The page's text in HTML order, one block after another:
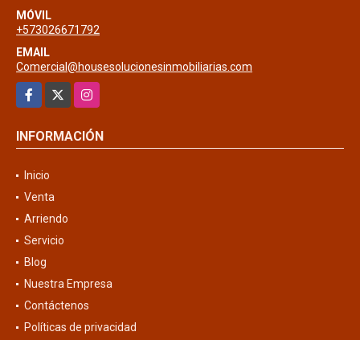
MÓVIL
+573026671792
EMAIL
Comercial@housesolucionesinmobiliarias.com
Facebook
Instagram
INFORMACIÓN
Inicio
Venta
Arriendo
Servicio
Blog
Nuestra Empresa
Contáctenos
Políticas de privacidad